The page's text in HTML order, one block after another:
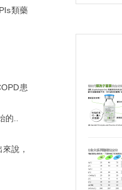
類藥
患
的..
說，